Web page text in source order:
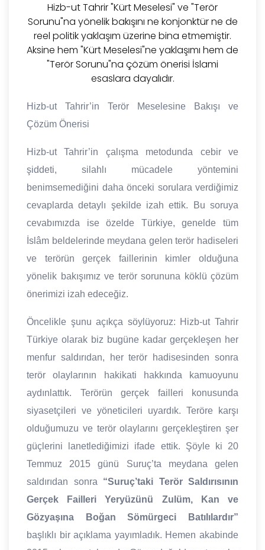
Hizb-ut Tahrir "Kürt Meselesi" ve "Terör
Sorunu"na yönelik bakışını ne konjonktür ne de
reel politik yaklaşım üzerine bina etmemiştir.
Aksine hem "Kürt Meselesi"ne yaklaşımı hem de
"Terör Sorunu"na çözüm önerisi İslami
esaslara dayalıdır.
Hizb-ut Tahrir’in Terör Meselesine Bakışı ve
Çözüm Önerisi
Hizb-ut Tahrir’in çalışma metodunda cebir ve
şiddeti, silahlı mücadele yöntemini
benimsemediğini daha önceki sorulara verdiğimiz
cevaplarda detaylı şekilde izah ettik. Bu soruya
cevabımızda ise özelde Türkiye, genelde tüm
İslâm beldelerinde meydana gelen terör hadiseleri
ve terörün gerçek faillerinin kimler olduğuna
yönelik bakışımız ve terör sorununa köklü çözüm
önerimizi izah edeceğiz.
Öncelikle şunu açıkça söylüyoruz: Hizb-ut Tahrir
Türkiye olarak biz bugüne kadar gerçekleşen her
menfur saldırıdan, her terör hadisesinden sonra
terör olaylarının hakikati hakkında kamuoyunu
aydınlattık. Terörün gerçek failleri konusunda
siyasetçileri ve yöneticileri uyardık. Teröre karşı
olduğumuzu ve terör olaylarını gerçekleştiren şer
güçlerini lanetlediğimizi ifade ettik. Şöyle ki 20
Temmuz 2015 günü Suruç’ta meydana gelen
saldırıdan sonra “Suruç’taki Terör Saldırısının
Gerçek Failleri Yeryüzünü Zulüm, Kan ve
Gözyaşına Boğan Sömürgeci Batılılardır”
başlıklı bir açıklama yayımladık. Hemen akabinde